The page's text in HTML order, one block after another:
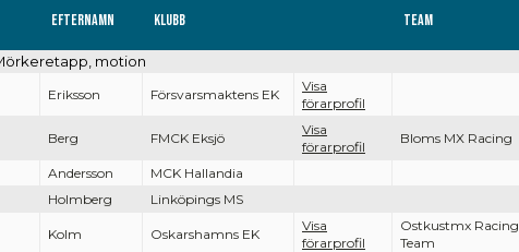
Efternamn Klubb Team
motion
Eriksson Försvarsmaktens EK
Visa
förarprofil
Berg FMCK Eksjö
Visa
förarprofil
Bloms MX Racing
Andersson MCK Hallandia
Holmberg Linköpings MS
Kolm Oskarshamns EK
Visa
förarprofil
Ostkustmx Racing
Team